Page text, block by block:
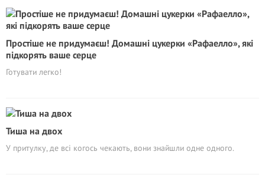
Простіше не придумаєш! Домашні цукерки «Рафаелло», які
підкорять ваше серце
Готувати легко!
Тиша на двох
У притулку, де всі когось чекають, вони знайшли одне одного.